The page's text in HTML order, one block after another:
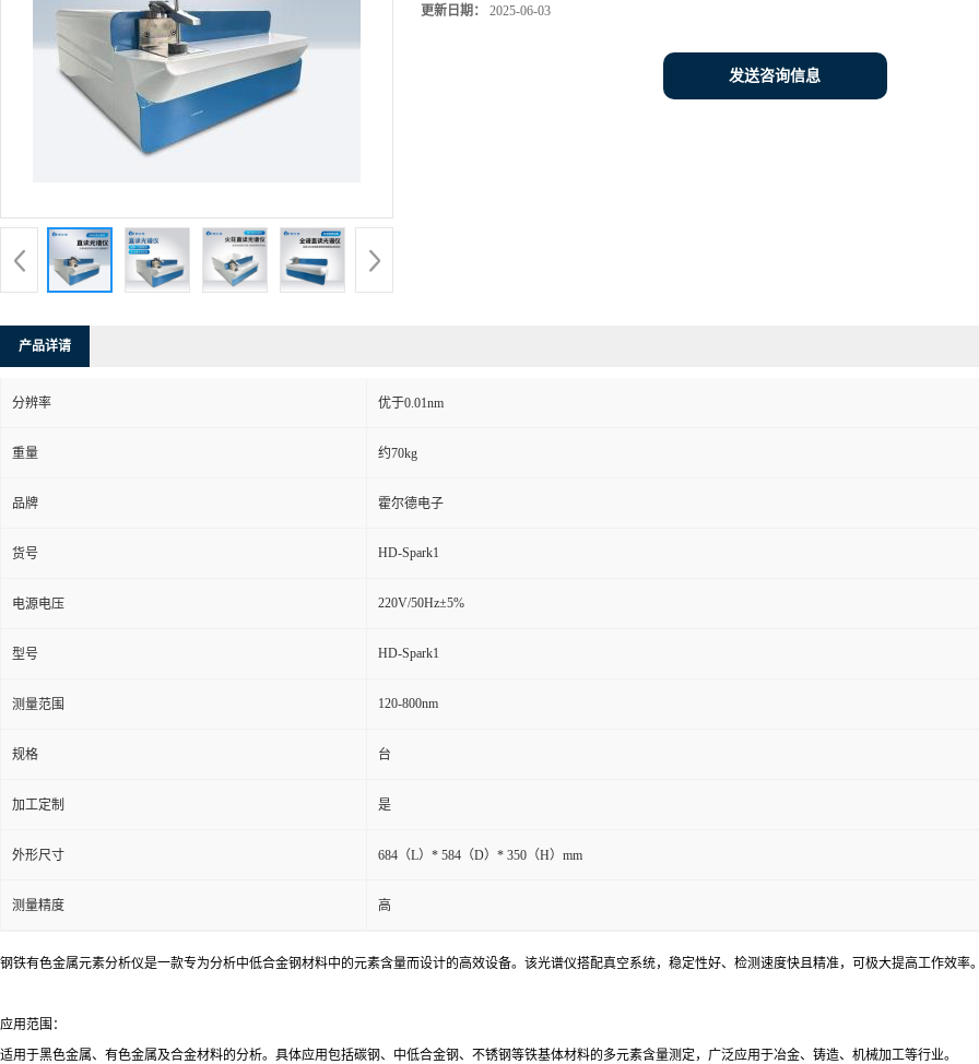
更新日期： 2025-06-03
发送咨询信息
产品详请
分辨率 优于0.01nm
重量 约70kg
品牌 霍尔德电子
货号 HD-Spark1
电源电压 220V/50Hz±5%
型号 HD-Spark1
测量范围 120-800nm
规格 台
加工定制 是
外形尺寸 684（L）* 584（D）* 350（H）mm
测量精度 高
钢铁有色金属元素分析仪是一款专为分析中低合金钢材料中的元素含量而设计的高效设备。该光谱仪搭配真空系统，稳定性好、检测速度快且精准，可极大提高工作效率
应用范围：
适用于黑色金属、有色金属及合金材料的分析。具体应用包括碳钢、中低合金钢、不锈钢等铁基体材料的多元素含量测定，广泛应用于冶金、铸造、机械加工等行业。